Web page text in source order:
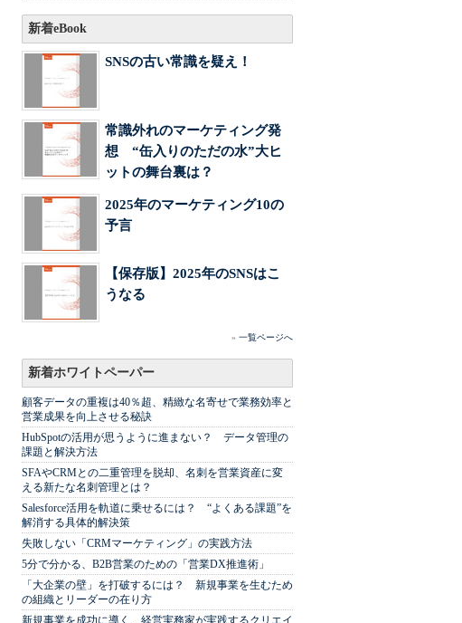
新着eBook
SNSの古い常識を疑え！
常識外れのマーケティング発
想 “缶入りのただの水”大ヒ
ットの舞台裏は？
2025年のマーケティング10の
予言
【保存版】2025年のSNSはこ
うなる
» 一覧ページへ
新着ホワイトペーパー
顧客データの重複は40％超、精緻な名寄せで業務効率と
営業成果を向上させる秘訣
HubSpotの活用が思うように進まない？ データ管理の
課題と解決方法
SFAやCRMとの二重管理を脱却、名刺を営業資産に変
える新たな名刺管理とは？
Salesforce活用を軌道に乗せるには？ “よくある課題”を
解消する具体的解決策
失敗しない「CRMマーケティング」の実践方法
5分で分かる、B2B営業のための「営業DX推進術」
「大企業の壁」を打破するには？ 新規事業を生むため
の組織とリーダーの在り方
新規事業を成功に導く、経営実務家が実践するクリエイ